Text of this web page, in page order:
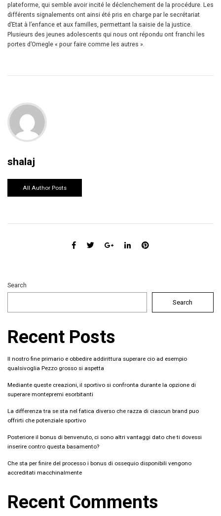
plateforme, qui semble avoir incité le déclenchement de la procédure. Les
différents signalements ont ainsi été pris en charge par le secrétariat
d’Etat à l’enfance et aux familles, permettant la saisie de la justice.
Plusieurs des jeunes adolescents qui nous ont répondu ont franchi les
portes d’Omegle « pour faire comme les autres ».
shalaj
All Author Posts
Search
Search
Recent Posts
Il nostro fine primario e obbedire addirittura superare cio ad esempio
qualsivoglia Pezzo grosso si aspetta
Mediante queste creazioni, il sportivo si confronta durante la opzione di
superare montepremi esorbitanti
La differenza tra se sta nel fatica diverso che razza di ciascun brand puo
offrirti che potenziale sportivo
Posteriore il bonus di benvenuto, ci sono altri vantaggi dato che ti dovessi
inserire contro questa basamento?
Che sta per finire del processo i bonus di ossequio disponibili vengono
accreditati macchinalmente
Recent Comments